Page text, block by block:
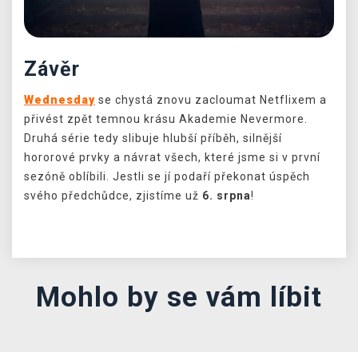
Závěr
Wednesday se chystá znovu zacloumat Netflixem a
přivést zpět temnou krásu Akademie Nevermore.
Druhá série tedy slibuje hlubší příběh, silnější
hororové prvky a návrat všech, které jsme si v první
sezóně oblíbili. Jestli se jí podaří překonat úspěch
svého předchůdce, zjistíme už 6. srpna!
Mohlo by se vám líbit